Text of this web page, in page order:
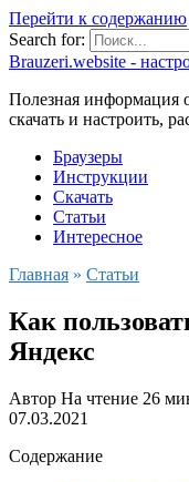
Перейти к содержанию
Search for:
Brauzeri.website -
Полезная информация
скачать и настроить,
Браузеры
Инструкции
Скачать
Статьи
Интересное
Главная » Статьи
Как
Яндекс
Автор На чтение 26
07.03.2021
Содержание